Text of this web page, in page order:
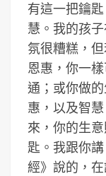
有這一把鑰
慧。我的孩
氛很糟糕，
恩惠，你一
通；或你做
惠，以及智
來，你的生
匙。我跟你
經》說的，